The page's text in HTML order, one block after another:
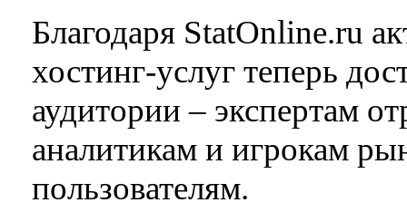
Благодаря StatOnline.ru
хостинг-услуг теперь
аудитории – экспертам
аналитикам и игрокам
пользователям.